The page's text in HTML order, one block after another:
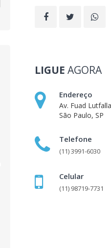
LIGUE AGORA
Endereço
Av. Fuad
São Paulo, SP
Telefone
(11) 3991-6030
Celular
(11) 98719-7731